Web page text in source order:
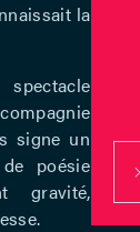
la
spectacle
signe un
poésie
gravité,